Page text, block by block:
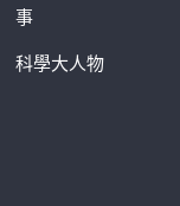
事
科學大人物